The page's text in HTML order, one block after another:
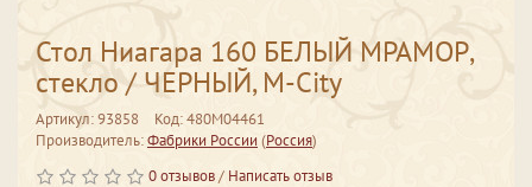
Стол Ниагара 160 БЕЛЫЙ МРАМОР,
стекло / ЧЕРНЫЙ, М-City
Артикул: 93858
Код: 480M04461
Производитель:Фабрики России (Россия)
0 отзывов/ Написать отзыв